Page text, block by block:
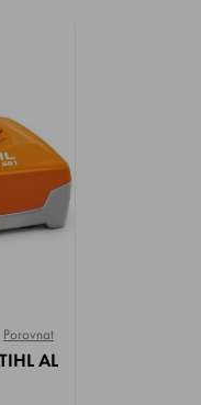
Porovnat
AL